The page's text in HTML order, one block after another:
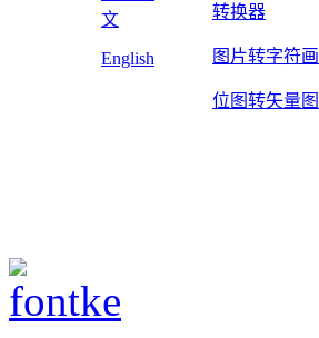
文
English
转换器
图片转字符画
位图转矢量图